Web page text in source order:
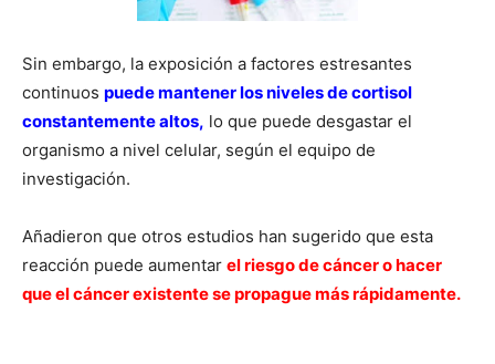
Sin embargo, la exposición a factores estresantes
continuos puede mantener los niveles de cortisol
constantemente altos, lo que puede desgastar el
organismo a nivel celular, según el equipo de
investigación.
Añadieron que otros estudios han sugerido que esta
reacción puede aumentar el riesgo de cáncer o hacer
que el cáncer existente se propague más rápidamente.